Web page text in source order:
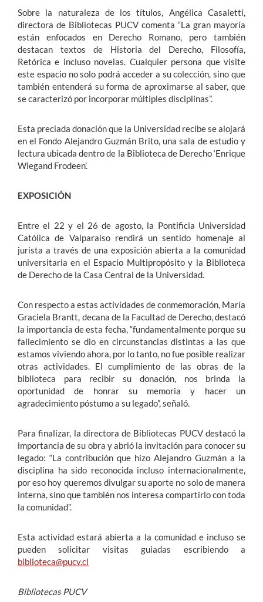
Sobre la naturaleza de los títulos, Angélica Casaletti,
directora de Bibliotecas PUCV comenta “La gran mayoría
están enfocados en Derecho Romano, pero también
destacan textos de Historia del Derecho, Filosofía,
Retórica e incluso novelas. Cualquier persona que visite
este espacio no solo podrá acceder a su colección, sino que
también entenderá su forma de aproximarse al saber, que
se caracterizó por incorporar múltiples disciplinas”.
Esta preciada donación que la Universidad recibe se alojará
en el Fondo Alejandro Guzmán Brito, una sala de estudio y
lectura ubicada dentro de la Biblioteca de Derecho ‘Enrique
Wiegand Frodeen’.
EXPOSICIÓN
Entre el 22 y el 26 de agosto, la Pontificia Universidad
Católica de Valparaíso rendirá un sentido homenaje al
jurista a través de una exposición abierta a la comunidad
universitaria en el Espacio Multipropósito y la Biblioteca
de Derecho de la Casa Central de la Universidad.
Con respecto a estas actividades de conmemoración, María
Graciela Brantt, decana de la Facultad de Derecho, destacó
la importancia de esta fecha, “fundamentalmente porque su
fallecimiento se dio en circunstancias distintas a las que
estamos viviendo ahora, por lo tanto, no fue posible realizar
otras actividades. El cumplimiento de las obras de la
biblioteca para recibir su donación, nos brinda la
oportunidad de honrar su memoria y hacer un
agradecimiento póstumo a su legado”, señaló.
Para finalizar, la directora de Bibliotecas PUCV destacó la
importancia de su obra y abrió la invitación para conocer su
legado: “La contribución que hizo Alejandro Guzmán a la
disciplina ha sido reconocida incluso internacionalmente,
por eso hoy queremos divulgar su aporte no solo de manera
interna, sino que también nos interesa compartirlo con toda
la comunidad”.
Esta actividad estará abierta a la comunidad e incluso se
pueden solicitar visitas guiadas escribiendo a
biblioteca@pucv.cl
Bibliotecas PUCV